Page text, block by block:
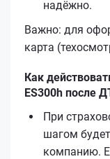
надёжно.
Важно: для
карта
Как
ES300h после
При
шагом
компанию.